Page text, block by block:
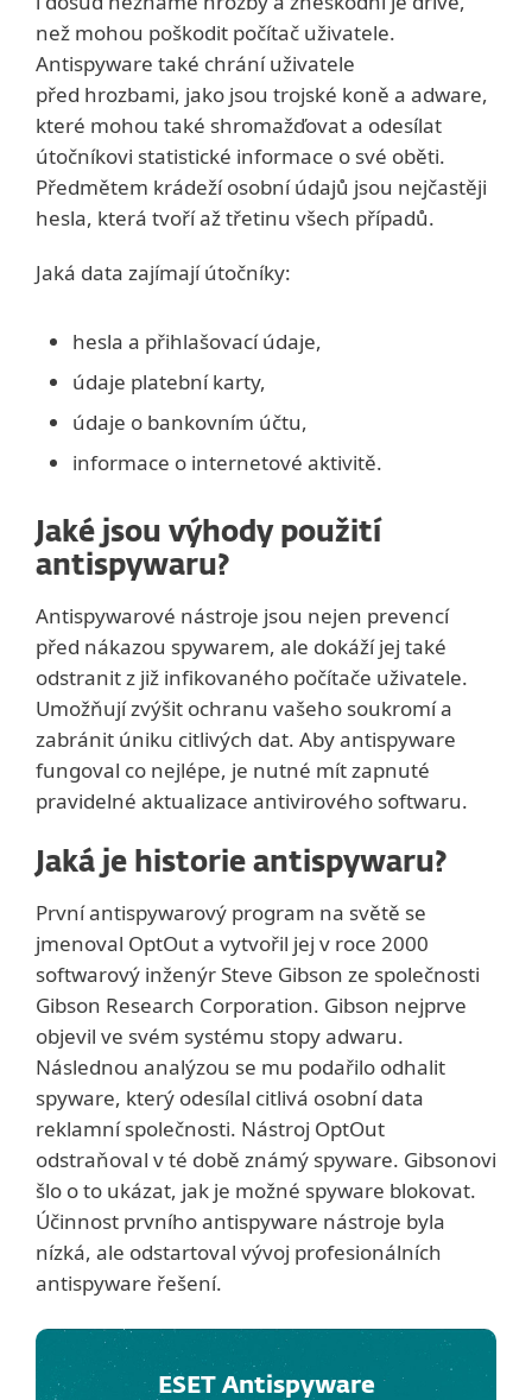
než mohou poškodit počítač uživatele.
Antispyware také chrání uživatele
před hrozbami, jako jsou trojské koně a adware,
které mohou také shromažďovat a odesílat
útočníkovi statistické informace o své oběti.
Předmětem krádeží osobní údajů jsou nejčastěji
hesla, která tvoří až třetinu všech případů.
Jaká data zajímají útočníky:
hesla a přihlašovací údaje,
údaje platební karty,
údaje o bankovním účtu,
informace o internetové aktivitě.
Jaké jsou výhody použití
antispywaru?
Antispywarové nástroje jsou nejen prevencí
před nákazou spywarem, ale dokáží jej také
odstranit z již infikovaného počítače uživatele.
Umožňují zvýšit ochranu vašeho soukromí a
zabránit úniku citlivých dat. Aby antispyware
fungoval co nejlépe, je nutné mít zapnuté
pravidelné aktualizace antivirového softwaru.
Jaká je historie antispywaru?
První antispywarový program na světě se
jmenoval OptOut a vytvořil jej v roce 2000
softwarový inženýr Steve Gibson ze společnosti
Gibson Research Corporation. Gibson nejprve
objevil ve svém systému stopy adwaru.
Následnou analýzou se mu podařilo odhalit
spyware, který odesílal citlivá osobní data
reklamní společnosti. Nástroj OptOut
odstraňoval v té době známý spyware. Gibsonovi
šlo o to ukázat, jak je možné spyware blokovat.
Účinnost prvního antispyware nástroje byla
nízká, ale odstartoval vývoj profesionálních
antispyware řešení.
ESET Antispyware